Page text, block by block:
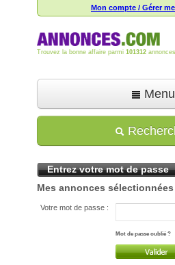
Mon compte / Gérer
Trouvez la bonne affaire parmi 101312
Menu
Déposer une
Toutes les
Aide
Entrez votre mot de passe
Mes annonces sélectionnées
Votre mot de passe :
Mot de passe oublié ?